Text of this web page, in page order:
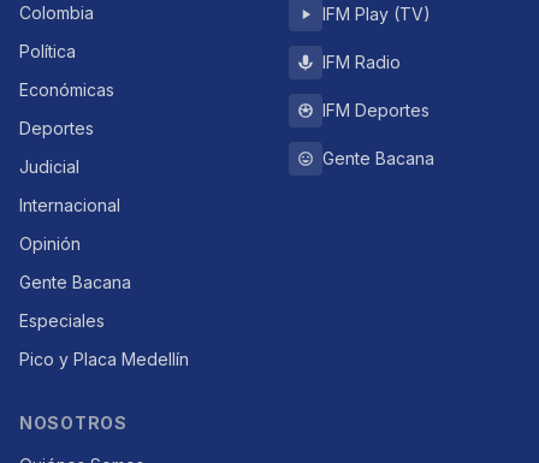
Colombia
Política
Económicas
Deportes
Judicial
Internacional
Opinión
Gente Bacana
Especiales
Pico y Placa Medellín
IFM Play (TV)
IFM Radio
IFM Deportes
Gente Bacana
NOSOTROS